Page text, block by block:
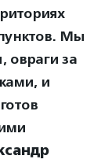
Мы
овраги за
и